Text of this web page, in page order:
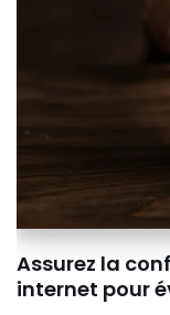
Assurez la
internet pour